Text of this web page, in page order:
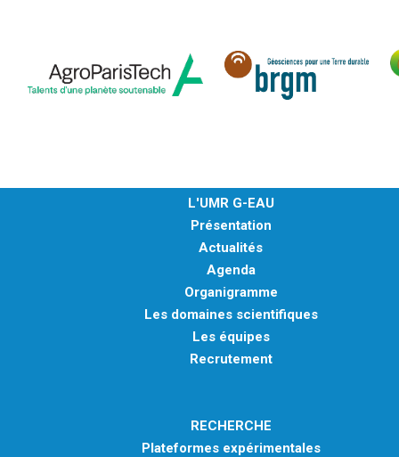
L'UMR G-EAU
Présentation
Actualités
Agenda
Organigramme
Les domaines scientifiques
Les équipes
Recrutement
RECHERCHE
Plateformes expérimentales